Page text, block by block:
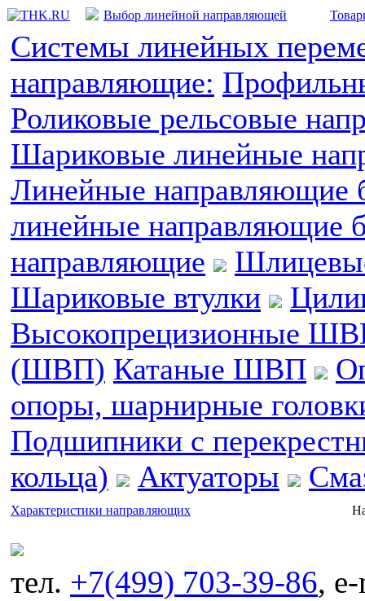
Выбор линейной направляющей
Системы линейных
направляющие:
Роликовые рельсовые
Шариковые линейные
Линейные направляющие
линейные направляющие
направляющие
Шариковые втулки
Высокопрецизионные
(ШВП) Катаные ШВП
опоры, шарнирные
Подшипники с
кольца)
Актуаторы
Характеристики направляющих
тел. +7(499) 703-39-86,